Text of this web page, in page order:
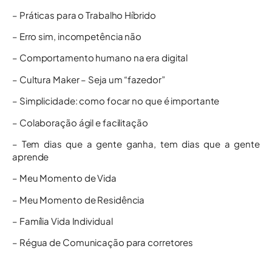
– Práticas para o Trabalho Híbrido
– Erro sim, incompetência não
– Comportamento humano na era digital
– Cultura Maker – Seja um “fazedor”
– Simplicidade: como focar no que é importante
– Colaboração ágil e facilitação
– Tem dias que a gente ganha, tem dias que a gente
aprende
– Meu Momento de Vida
– Meu Momento de Residência
– Família Vida Individual
– Régua de Comunicação para corretores